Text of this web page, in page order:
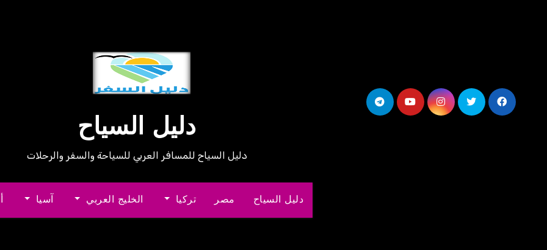
دليل السياح
دليل السياح للمسافر العربي للسياحة والسفر والرحلات
دليل السياح مصر تركيا الخليج العربي آسيا